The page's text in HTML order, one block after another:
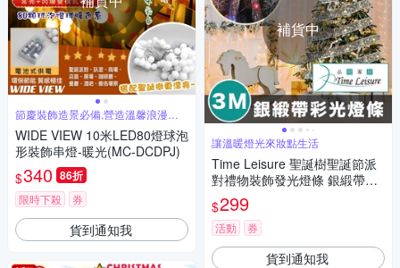
節慶裝飾造景必備,營造溫馨浪漫氣
氛
WIDE VIEW 10米LED80燈球泡
形裝飾串燈-暖光(MC-DCDPJ)
$340 86折
限時下殺 券
貨到通知我
補貨中
讓溫暖燈光來妝點生活
Time Leisure 聖誕樹聖誕節派
對禮物裝飾發光燈條 銀緞帶彩
光/3M
$299
活動 券
貨到通知我